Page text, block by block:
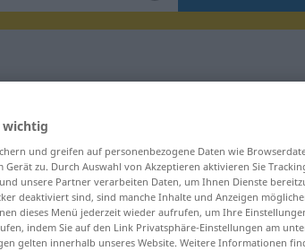
wichtig
und greifen auf personenbezogene Daten wie
zu. Durch Auswahl von Akzeptieren aktivieren Sie
unsere Partner verarbeiten Daten, um Ihnen Dienste
deaktiviert sind, sind manche Inhalte und Anzeigen
dieses Menü jederzeit wieder aufrufen, um Ihre
indem Sie auf den Link Privatsphäre-Einstellungen am
gelten innerhalb unseres Website. Weitere Informationen